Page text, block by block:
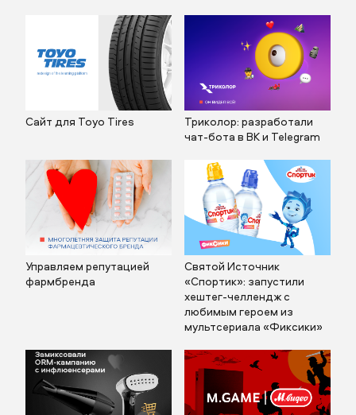
Сайт для Toyo Tires
Триколор: разработали
чат-бота в ВК и Telegram
Управляем репутацией
фармбренда
Святой Источник
«Спортик»: запустили
хештег-челлендж с
любимым героем из
мультсериала «Фиксики»